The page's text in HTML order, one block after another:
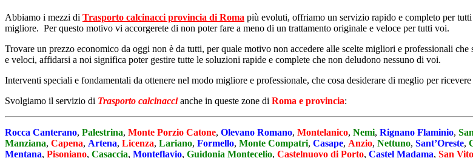
Abbiamo i mezzi di Trasporto calcinacci provincia di Roma più evoluti, offriamo un servizio rapido e completo per
migliore. Per questo motivo vi accorgerete di non poter fare a meno di un trattamento originale e veloce per tutti voi.
Trovare un prezzo economico da oggi non è da tutti, per quale motivo non accedere alle scelte migliori e professionali
e veloci, affidarsi a noi significa poter gestire tutte le soluzioni rapide e complete che non deludono nessuno di voi.
Interventi speciali e fondamentali da ottenere nel modo migliore e professionale, che cosa desiderare di meglio per
Svolgiamo il servizio di Trasporto calcinaccianche in queste zone di Roma e provincia:
Rocca Canterano, Palestrina, Monte Porzio Catone, Olevano Romano, Montelanico, Nemi, Rignano Flaminio,
Manziana, Capena, Artena, Licenza, Lariano, Formello, Monte Compatri, Casape, Anzio, Nettuno, Sant’Oreste,
Mentana, Pisoniano, Casaccia, Monteflavio, Guidonia Montecelio, Castelnuovo di Porto, Castel Madama, San